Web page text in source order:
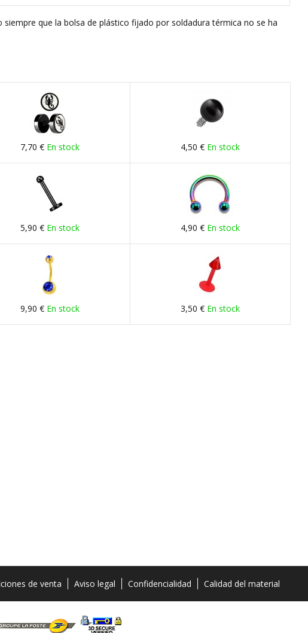
que la bolsa de plástico fijado por soldadura térmica no se ha
7,70 € En stock 4,50 € En stock
5,90 € En stock 4,90 € En stock
9,90 € En stock 3,50 € En stock
de venta Aviso legal Confidencialidad Calidad del material